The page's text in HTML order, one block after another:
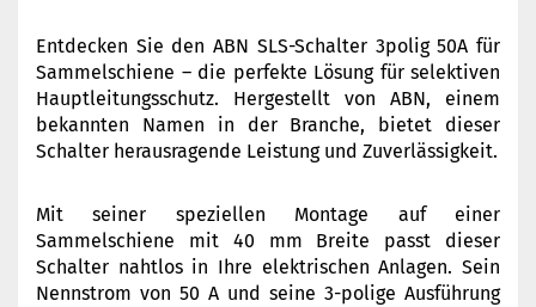
Entdecken Sie den ABN SLS-Schalter 3polig 50A für
Sammelschiene – die perfekte Lösung für selektiven
Hauptleitungsschutz. Hergestellt von ABN, einem
bekannten Namen in der Branche, bietet dieser
Schalter herausragende Leistung und Zuverlässigkeit.
Mit seiner speziellen Montage auf einer
Sammelschiene mit 40 mm Breite passt dieser
Schalter nahtlos in Ihre elektrischen Anlagen. Sein
Nennstrom von 50 A und seine 3-polige Ausführung